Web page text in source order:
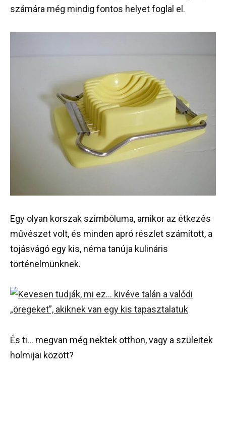
számára még mindig fontos helyet foglal el.
Egy olyan korszak szimbóluma, amikor az étkezés
művészet volt, és minden apró részlet számított, a
tojásvágó egy kis, néma tanúja kulináris
történelmünknek.
És ti… megvan még nektek otthon, vagy a szüleitek
holmijai között?